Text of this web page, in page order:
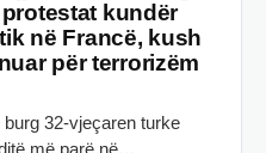
kundër
në Francë, kush
për terrorizëm
32-vjeçaren turke